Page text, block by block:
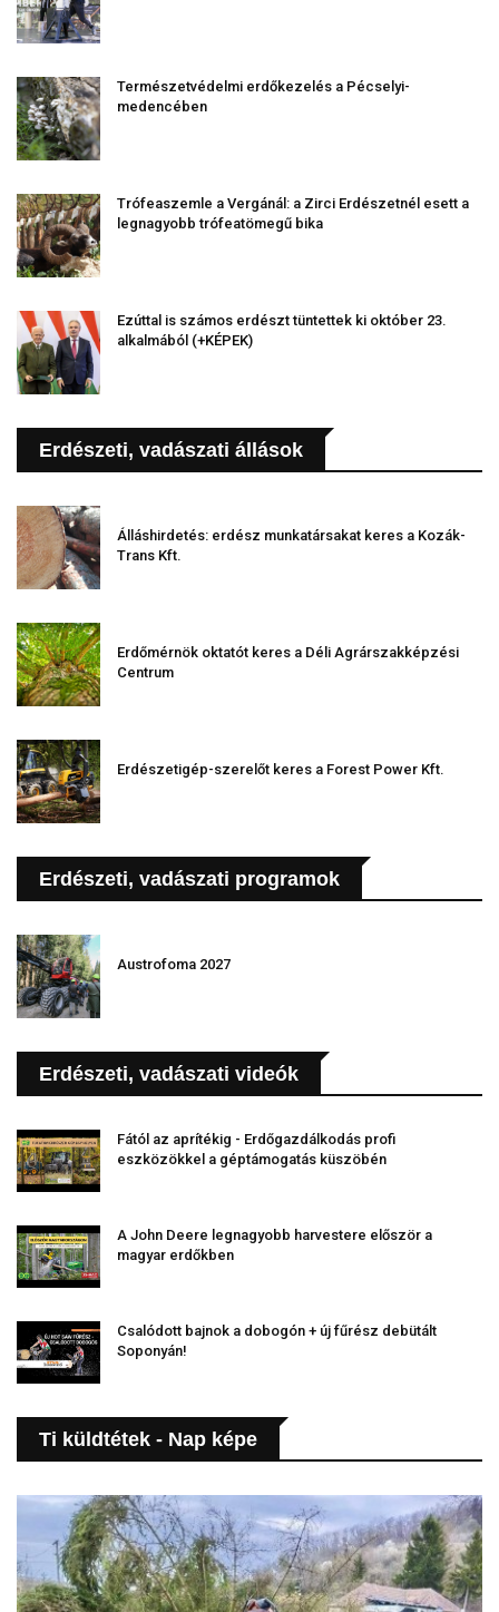
Természetvédelmi erdőkezelés a Pécselyi-
medencében
Trófeaszemle a Vergánál: a Zirci Erdészetnél esett a
legnagyobb trófeatömegű bika
Ezúttal is számos erdészt tüntettek ki október 23.
alkalmából (+KÉPEK)
Erdészeti, vadászati állások
Álláshirdetés: erdész munkatársakat keres a Kozák-
Trans Kft.
Erdőmérnök oktatót keres a Déli Agrárszakképzési
Centrum
Erdészetigép-szerelőt keres a Forest Power Kft.
Erdészeti, vadászati programok
Austrofoma 2027
Erdészeti, vadászati videók
Fától az aprítékig - Erdőgazdálkodás profi
eszközökkel a géptámogatás küszöbén
A John Deere legnagyobb harvestere először a
magyar erdőkben
Csalódott bajnok a dobogón + új fűrész debütált
Soponyán!
Ti küldtétek - Nap képe